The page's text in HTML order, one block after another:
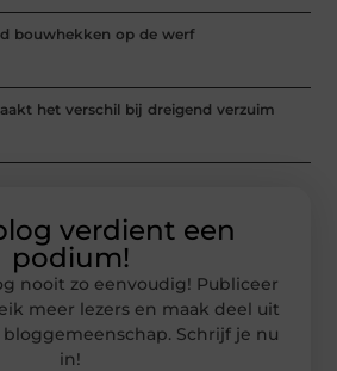
bouwhekken op de werf
het verschil bij dreigend verzuim
verdient een
podium!
nooit zo eenvoudig! Publiceer
meer lezers en maak deel uit
Schrijf je nu
in!